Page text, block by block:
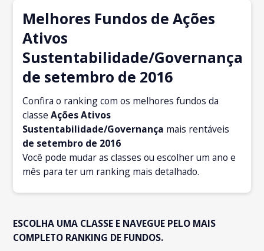
Melhores Fundos de Ações
Ativos
Sustentabilidade/Governança
de setembro de 2016
Confira o ranking com os melhores fundos da
classeAções Ativos
Sustentabilidade/Governança mais rentáveis
de setembro de 2016
Você pode mudar as classes ou escolher um ano e
mês para ter um ranking mais detalhado.
ESCOLHA UMA CLASSE E NAVEGUE PELO MAIS
COMPLETO RANKING DE FUNDOS.